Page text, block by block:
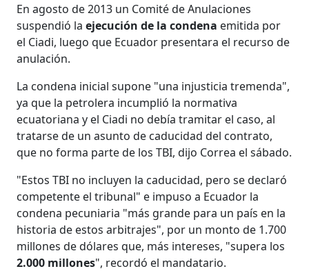
En agosto de 2013 un Comité de Anulaciones
suspendió laejecución de la condena emitida por
el Ciadi, luego que Ecuador presentara el recurso de
anulación.
La condena inicial supone "una injusticia tremenda",
ya que la petrolera incumplió la normativa
ecuatoriana y el Ciadi no debía tramitar el caso, al
tratarse de un asunto de caducidad del contrato,
que no forma parte de los TBI, dijo Correa el sábado.
"Estos TBI no incluyen la caducidad, pero se declaró
competente el tribunal" e impuso a Ecuador la
condena pecuniaria "más grande para un país en la
historia de estos arbitrajes", por un monto de 1.700
millones de dólares que, más intereses, "supera los
2.000 millones", recordó el mandatario.